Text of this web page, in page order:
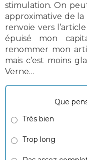
stimulation. On
approximative de la
renvoie vers
épuisé mon
renommer mon
mais c’est moins
Verne…
Que
Très bien
Trop long